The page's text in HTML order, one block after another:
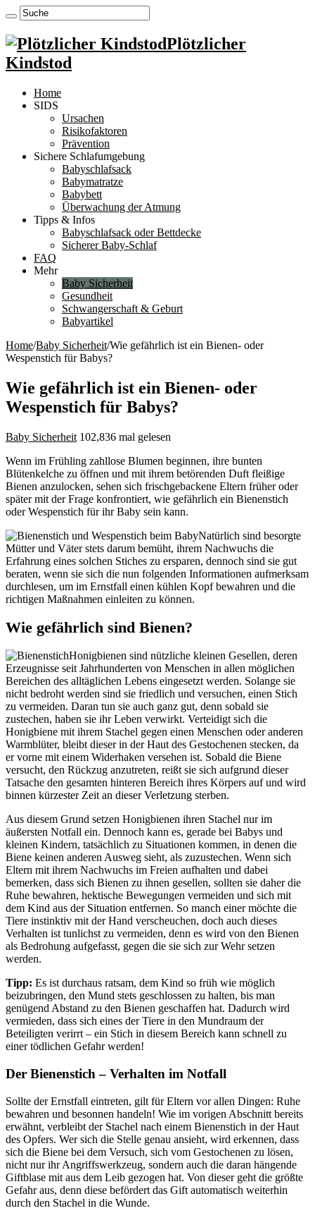
Plötzlicher
Kindstod
Home
SIDS
Ursachen
Risikofaktoren
Prävention
Sichere Schlafumgebung
Babyschlafsack
Babymatratze
Babybett
Überwachung der Atmung
Tipps & Infos
Babyschlafsack oder Bettdecke
Sicherer Baby-Schlaf
FAQ
Mehr
Baby Sicherheit
Gesundheit
Schwangerschaft & Geburt
Babyartikel
Home/Baby Sicherheit/Wie gefährlich ist ein Bienen- oder
Wespenstich für Babys?
Wie gefährlich ist ein Bienen- oder
Wespenstich für Babys?
Baby Sicherheit 102,836 mal gelesen
Wenn im Frühling zahllose Blumen beginnen, ihre bunten
Blütenkelche zu öffnen und mit ihrem betörenden Duft fleißige
Bienen anzulocken, sehen sich frischgebackene Eltern früher oder
später mit der Frage konfrontiert, wie gefährlich ein Bienenstich
oder Wespenstich für ihr Baby sein kann.
Natürlich sind besorgte
Mütter und Väter stets darum bemüht, ihrem Nachwuchs die
Erfahrung eines solchen Stiches zu ersparen, dennoch sind sie gut
beraten, wenn sie sich die nun folgenden Informationen aufmerksam
durchlesen, um im Ernstfall einen kühlen Kopf bewahren und die
richtigen Maßnahmen einleiten zu können.
Wie gefährlich sind Bienen?
Honigbienen sind nützliche kleinen Gesellen, deren
Erzeugnisse seit Jahrhunderten von Menschen in allen möglichen
Bereichen des alltäglichen Lebens eingesetzt werden. Solange sie
nicht bedroht werden sind sie friedlich und versuchen, einen Stich
zu vermeiden. Daran tun sie auch ganz gut, denn sobald sie
zustechen, haben sie ihr Leben verwirkt. Verteidigt sich die
Honigbiene mit ihrem Stachel gegen einen Menschen oder anderen
Warmblüter, bleibt dieser in der Haut des Gestochenen stecken, da
er vorne mit einem Widerhaken versehen ist. Sobald die Biene
versucht, den Rückzug anzutreten, reißt sie sich aufgrund dieser
Tatsache den gesamten hinteren Bereich ihres Körpers auf und wird
binnen kürzester Zeit an dieser Verletzung sterben.
Aus diesem Grund setzen Honigbienen ihren Stachel nur im
äußersten Notfall ein. Dennoch kann es, gerade bei Babys und
kleinen Kindern, tatsächlich zu Situationen kommen, in denen die
Biene keinen anderen Ausweg sieht, als zuzustechen. Wenn sich
Eltern mit ihrem Nachwuchs im Freien aufhalten und dabei
bemerken, dass sich Bienen zu ihnen gesellen, sollten sie daher die
Ruhe bewahren, hektische Bewegungen vermeiden und sich mit
dem Kind aus der Situation entfernen. So manch einer möchte die
Tiere instinktiv mit der Hand verscheuchen, doch auch dieses
Verhalten ist tunlichst zu vermeiden, denn es wird von den Bienen
als Bedrohung aufgefasst, gegen die sie sich zur Wehr setzen
werden.
Tipp: Es ist durchaus ratsam, dem Kind so früh wie möglich
beizubringen, den Mund stets geschlossen zu halten, bis man
genügend Abstand zu den Bienen geschaffen hat. Dadurch wird
vermieden, dass sich eines der Tiere in den Mundraum der
Beteiligten verirrt – ein Stich in diesem Bereich kann schnell zu
einer tödlichen Gefahr werden!
Der Bienenstich – Verhalten im Notfall
Sollte der Ernstfall eintreten, gilt für Eltern vor allen Dingen: Ruhe
bewahren und besonnen handeln! Wie im vorigen Abschnitt bereits
erwähnt, verbleibt der Stachel nach einem Bienenstich in der Haut
des Opfers. Wer sich die Stelle genau ansieht, wird erkennen, dass
sich die Biene bei dem Versuch, sich vom Gestochenen zu lösen,
nicht nur ihr Angriffswerkzeug, sondern auch die daran hängende
Giftblase mit aus dem Leib gezogen hat. Von dieser geht die größte
Gefahr aus, denn diese befördert das Gift automatisch weiterhin
durch den Stachel in die Wunde.